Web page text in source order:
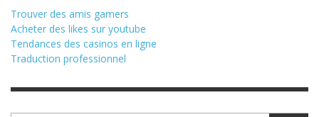
Trouver des amis gamers
Acheter des likes sur youtube
Tendances des casinos en ligne
Traduction professionnel